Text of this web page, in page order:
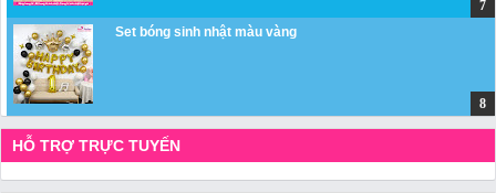
Set bóng sinh nhật màu vàng
HỖ TRỢ TRỰC TUYẾN